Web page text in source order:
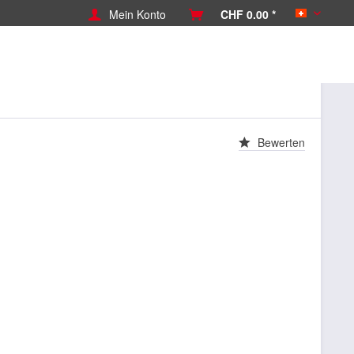
Schweiz
Mein Konto CHF 0.00 *
Bewerten